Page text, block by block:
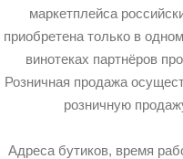
маркетплейса
приобретена только в
винотеках партнёров
Розничная продажа
розничную
Адреса бутиков, время